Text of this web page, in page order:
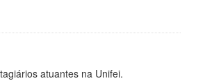
atuantes na Unifei.